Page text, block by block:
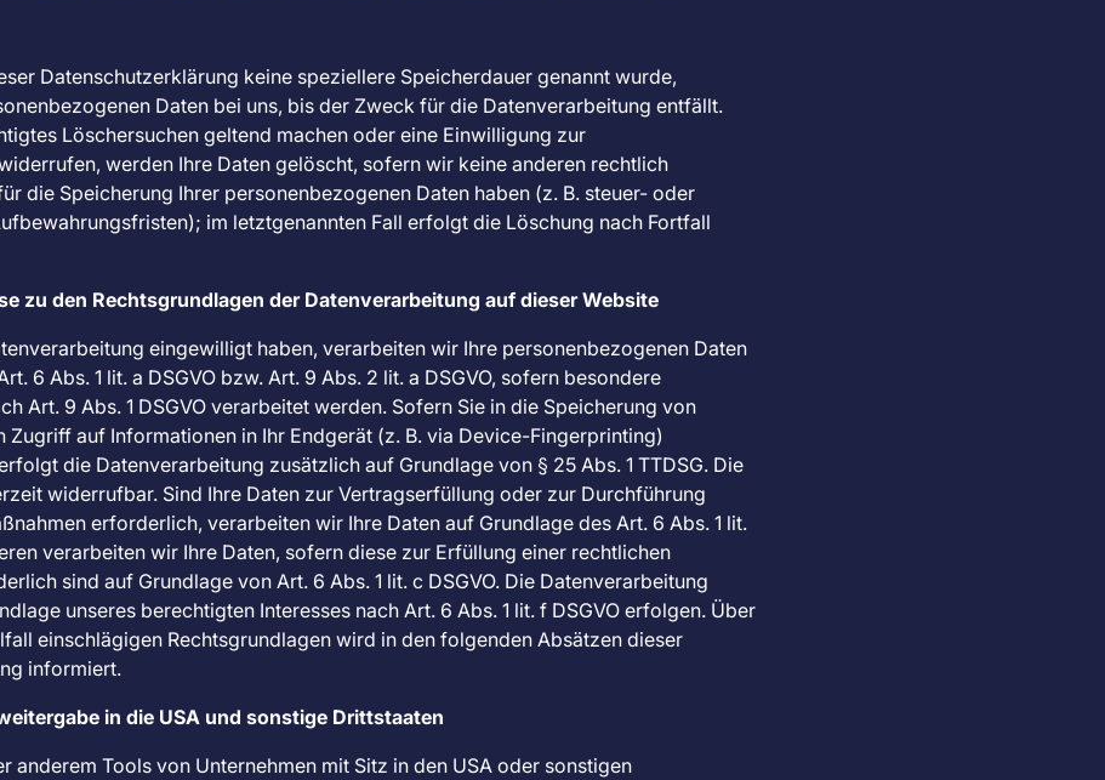
Datenschutzerklärung keine speziellere Speicherdauer genannt wurde,
Daten bei uns, bis der Zweck für die Datenverarbeitung entfällt.
Löschersuchen geltend machen oder eine Einwilligung zur
werden Ihre Daten gelöscht, sofern wir keine anderen rechtlich
die Speicherung Ihrer personenbezogenen Daten haben (z. B. steuer- oder
im letztgenannten Fall erfolgt die Löschung nach Fortfall
zu den Rechtsgrundlagen der Datenverarbeitung auf dieser Website
eingewilligt haben, verarbeiten wir Ihre personenbezogenen Daten
6 Abs. 1 lit. a DSGVO bzw. Art. 9 Abs. 2 lit. a DSGVO, sofern besondere
Art. 9 Abs. 1 DSGVO verarbeitet werden. Sofern Sie in die Speicherung von
Zugriff auf Informationen in Ihr Endgerät (z. B. via Device-Fingerprinting)
die Datenverarbeitung zusätzlich auf Grundlage von § 25 Abs. 1 TTDSG. Die
widerrufbar. Sind Ihre Daten zur Vertragserfüllung oder zur Durchführung
erforderlich, verarbeiten wir Ihre Daten auf Grundlage des Art. 6 Abs. 1 lit.
verarbeiten wir Ihre Daten, sofern diese zur Erfüllung einer rechtlichen
sind auf Grundlage von Art. 6 Abs. 1 lit. c DSGVO. Die Datenverarbeitung
unseres berechtigten Interesses nach Art. 6 Abs. 1 lit. f DSGVO erfolgen. Über
einschlägigen Rechtsgrundlagen wird in den folgenden Absätzen dieser
informiert.
in die USA und sonstige Drittstaaten
anderem Tools von Unternehmen mit Sitz in den USA oder sonstigen